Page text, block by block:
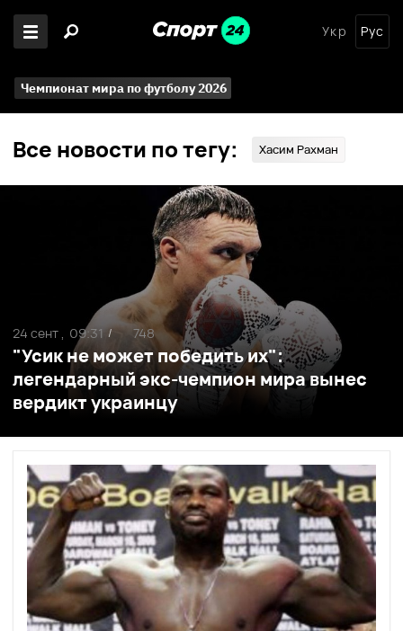
Укр Рус
Чемпионат мира по футболу 2026
Все новости по тегу: Хасим Рахман
"Усик не может победить их":
легендарный экс-чемпион мира вынес
вердикт украинцу
24 сент , 09:31 / 748